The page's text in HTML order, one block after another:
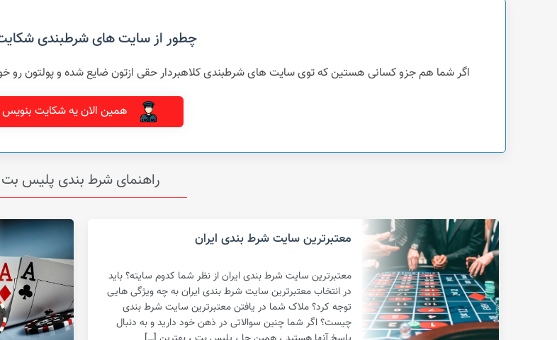
چطور از سایت های شرطبندی
اگر شما هم جزو کسانی هستین که توی سایت های شرطبندی کلاهبردار حقی ازتون ضایع شده و پولتون رو خوردن٬ درباره ش برامون بنویسید و بهمراه مدارک تون برای ما
همین الان یه شکایت بنویس
راهنمای شرط بندی پلیس بت
معتبرترین سایت شرط بندی ایران
معتبرترین سایت شرط بندی ایران از نظر شما کدوم سایته؟ باید
در انتخاب معتبرترین سایت شرط بندی ایران به چه ویژگی هایی
توجه کرد؟ ملاک شما در یافتن معتبرترین سایت شرط بندی
چیست؟ اگر شما چنین سوالاتی در ذهن خود دارید و به دنبال